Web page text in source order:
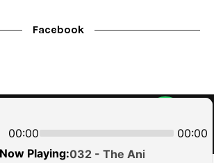
Facebook
byBlog| Implementado porBrouter SpA